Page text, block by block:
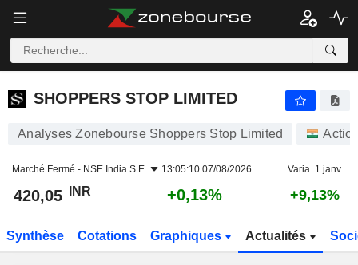
SHOPPERS STOP LIMITED
SHOPPERS STOP LIMITED
Analyses Zonebourse Shoppers Stop Limited
Marché Fermé - NSE India S.E. 13:05:10 07/08/2026 Varia. 1 janv.
420,05 INR +0,13% +9,13%
Synthèse Cotations Graphiques Actualités